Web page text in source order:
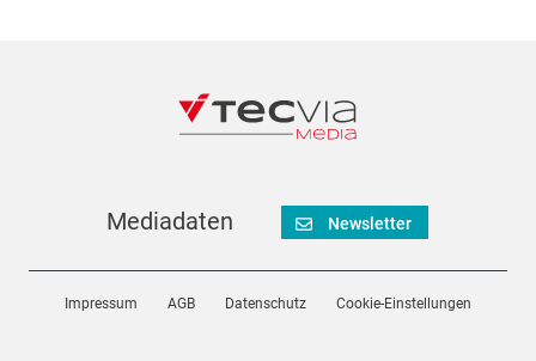
Mediadaten Newsletter
Impressum AGB Datenschutz Cookie-Einstellungen